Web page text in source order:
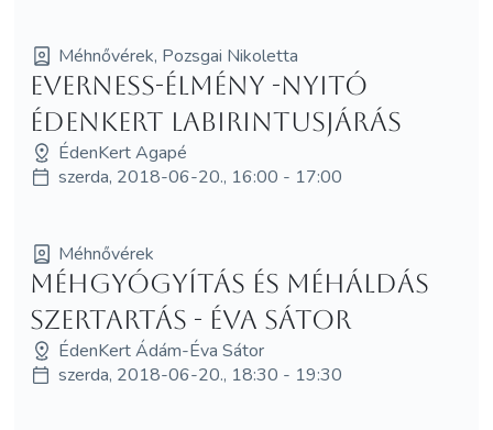
Méhnővérek, Pozsgai Nikoletta
EVERNESS-élmény -Nyitó
Édenkert Labirintusjárás
ÉdenKert Agapé
szerda, 2018-06-20., 16:00 - 17:00
Méhnővérek
Méhgyógyítás és MéhÁldás
szertartás - Éva Sátor
ÉdenKert Ádám-Éva Sátor
szerda, 2018-06-20., 18:30 - 19:30